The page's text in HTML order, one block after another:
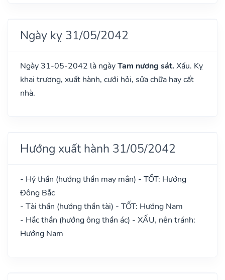
Ngày kỵ 31/05/2042
Ngày 31-05-2042 là ngàyTam nương sát. Xấu. Kỵ
khai trương, xuất hành, cưới hỏi, sửa chữa hay cất
nhà.
Hướng xuất hành 31/05/2042
- Hỷ thần (hướng thần may mắn) - TỐT: Hướng
Đông Bắc
- Tài thần (hướng thần tài) - TỐT: Hướng Nam
- Hắc thần (hướng ông thần ác) - XẤU, nên tránh:
Hướng Nam